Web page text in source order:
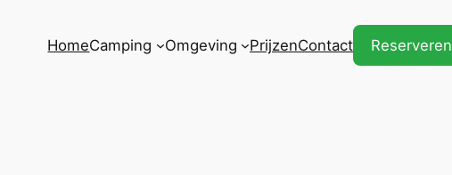
HomeCamping Omgeving PrijzenContact Reserveren